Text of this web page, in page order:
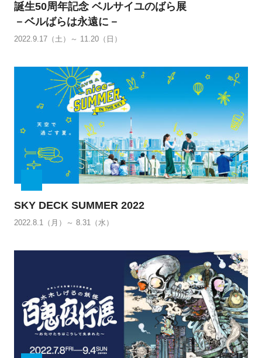
誕生50周年記念 ベルサイユのばら展
－ベルばらは永遠に－
2022.9.17（土）～ 11.20（日）
SKY DECK SUMMER 2022
2022.8.1（月）～ 8.31（水）